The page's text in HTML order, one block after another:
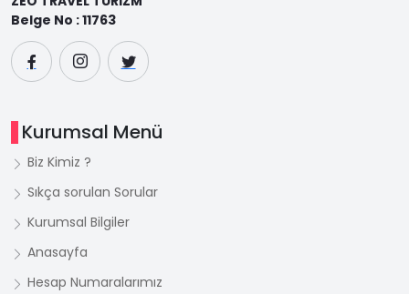
Belge No : 11763
Kurumsal Menü
Biz Kimiz ?
Sıkça sorulan Sorular
Kurumsal Bilgiler
Anasayfa
Hesap Numaralarımız